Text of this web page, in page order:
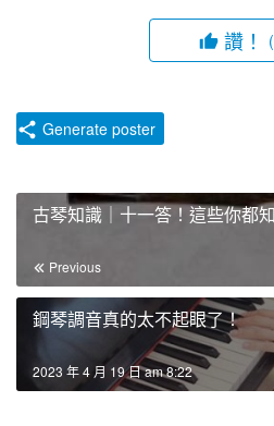
讚！
Generate poster
古琴知識｜十一答！這些你都
Previous
鋼琴調音真的太不起眼了！
2023 年 4 月 19 日 am 8:22